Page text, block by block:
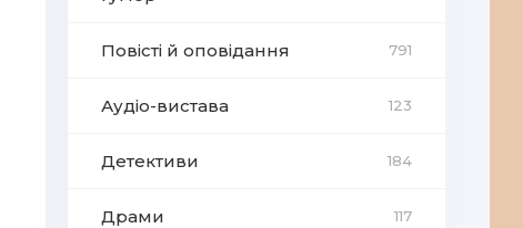
Повісті й оповідання 791
Аудіо-вистава 123
Детективи 184
Драми 117